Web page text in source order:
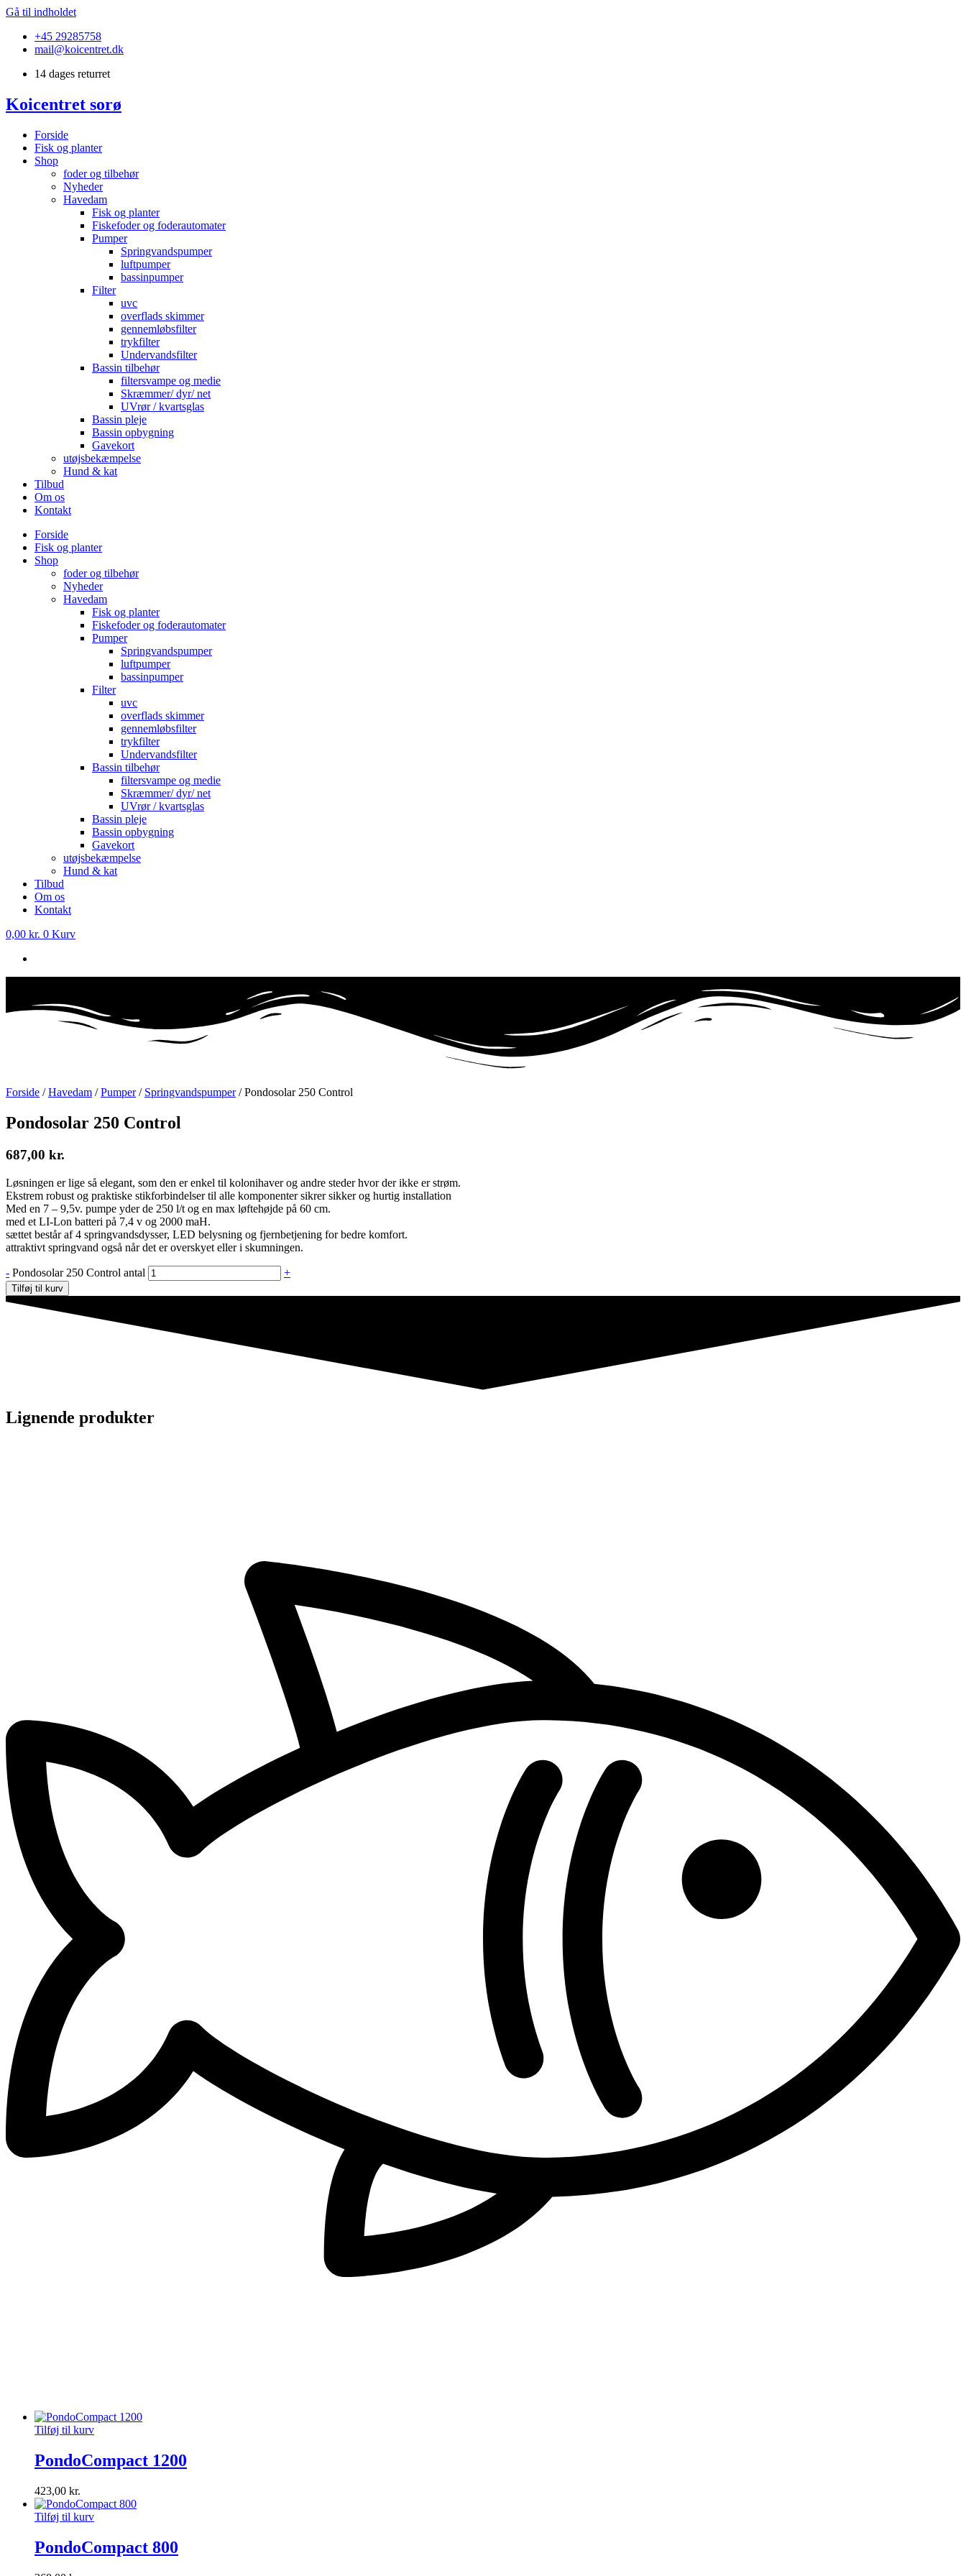
Gå til indholdet
+45 29285758
mail@koicentret.dk
14 dages returret
Koicentret sorø
Forside
Fisk og planter
Shop
foder og tilbehør
Nyheder
Havedam
Fisk og planter
Fiskefoder og foderautomater
Pumper
Springvandspumper
luftpumper
bassinpumper
Filter
uvc
overflads skimmer
gennemløbsfilter
trykfilter
Undervandsfilter
Bassin tilbehør
filtersvampe og medie
Skræmmer/ dyr/ net
UVrør / kvartsglas
Bassin pleje
Bassin opbygning
Gavekort
utøjsbekæmpelse
Hund & kat
Tilbud
Om os
Kontakt
Forside
Fisk og planter
Shop
foder og tilbehør
Nyheder
Havedam
Fisk og planter
Fiskefoder og foderautomater
Pumper
Springvandspumper
luftpumper
bassinpumper
Filter
uvc
overflads skimmer
gennemløbsfilter
trykfilter
Undervandsfilter
Bassin tilbehør
filtersvampe og medie
Skræmmer/ dyr/ net
UVrør / kvartsglas
Bassin pleje
Bassin opbygning
Gavekort
utøjsbekæmpelse
Hund & kat
Tilbud
Om os
Kontakt
0,00 kr. 0 Kurv
Forside /Havedam /Pumper/ Springvandspumper/ Pondosolar 250 Control
Pondosolar 250 Control
687,00 kr.
Løsningen er lige så elegant, som den er enkel til kolonihaver og andre steder hvor der ikke er strøm.
Ekstrem robust og praktiske stikforbindelser til alle komponenter sikrer sikker og hurtig installation
Med en 7 – 9,5v. pumpe yder de 250 l/t og en max løftehøjde på 60 cm.
med et LI-Lon batteri på 7,4 v og 2000 maH.
sættet består af 4 springvandsdysser, LED belysning og fjernbetjening for bedre komfort.
attraktivt springvand også når det er overskyet eller i skumningen.
- Pondosolar 250 Control antal +
Tilføj til kurv
Lignende produkter
Tilføj til kurv
PondoCompact 1200
423,00 kr.
Tilføj til kurv
PondoCompact 800